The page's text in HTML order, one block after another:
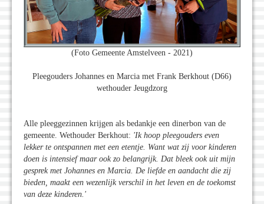
(Foto Gemeente Amstelveen - 2021)
Pleegouders Johannes en Marcia met Frank Berkhout (D66)
wethouder Jeugdzorg
Alle pleeggezinnen krijgen als bedankje een dinerbon van de
gemeente. Wethouder Berkhout: 'Ik hoop pleegouders even
lekker te ontspannen met een etentje. Want wat zij voor kinderen
doen is intensief maar ook zo belangrijk. Dat bleek ook uit mijn
gesprek met Johannes en Marcia. De liefde en aandacht die zij
bieden, maakt een wezenlijk verschil in het leven en de toekomst
van deze kinderen.'